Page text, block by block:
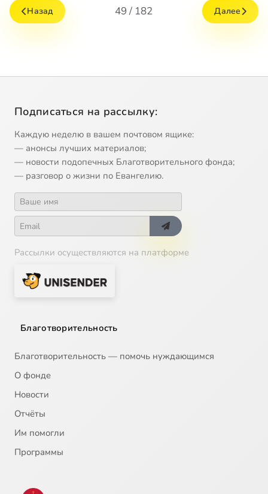
Назад 49 / 182 Далее
Подписаться на рассылку:
Каждую неделю в вашем почтовом ящике:
— анонсы лучших материалов;
— новости подопечных Благотворительного фонда;
— разговор о жизни по Евангелию.
Рассылки осуществляются на платформе
Благотворительность
Благотворительность — помочь нуждающимся
О фонде
Новости
Отчёты
Им помогли
Программы